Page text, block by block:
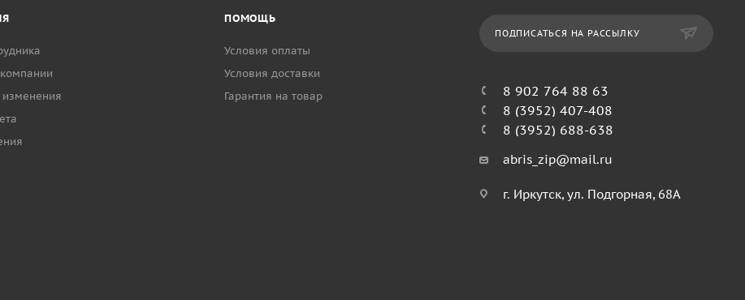
компании
ПОМОЩЬ
Условия оплаты
Условия доставки
Гарантия на товар
ПОДПИСАТЬСЯ НА РАССЫЛКУ
8 902 764 88 63
8 (3952) 407-408
8 (3952) 688-638
abris_zip@mail.ru
г. Иркутск, ул. Подгорная, 68А